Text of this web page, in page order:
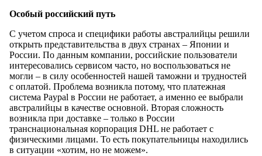
Особый российский путь
С учетом спроса и специфики работы австралийцы решили
открыть представительства в двух странах – Японии и
России. По данным компании, российские пользователи
интересовались сервисом часто, но воспользоваться не
могли – в силу особенностей нашей таможни и трудностей
с оплатой. Проблема возникла потому, что платежная
система Paypal в России не работает, а именно ее выбрали
австралийцы в качестве основной. Вторая сложность
возникла при доставке – только в России
транснациональная корпорация DHL не работает с
физическими лицами. То есть покупательницы находились
в ситуации «хотим, но не можем».